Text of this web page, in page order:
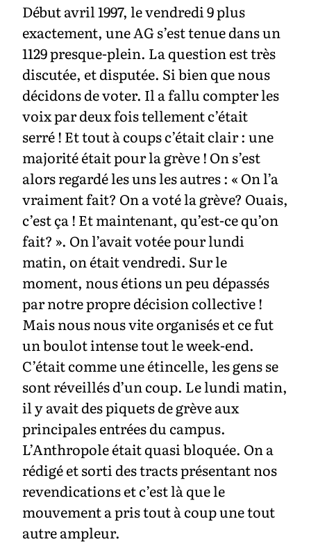
Début avril 1997, le vendredi 9 plus
exactement, une AG s’est tenue dans un
1129 presque-plein. La question est très
discutée, et disputée. Si bien que nous
décidons de voter. Il a fallu compter les
voix par deux fois tellement c’était
serré ! Et tout à coups c’était clair : une
majorité était pour la grève ! On s’est
alors regardé les uns les autres : « On l’a
vraiment fait? On a voté la grève? Ouais,
c’est ça ! Et maintenant, qu’est-ce qu’on
fait? ». On l’avait votée pour lundi
matin, on était vendredi. Sur le
moment, nous étions un peu dépassés
par notre propre décision collective !
Mais nous nous vite organisés et ce fut
un boulot intense tout le week-end.
C’était comme une étincelle, les gens se
sont réveillés d’un coup. Le lundi matin,
il y avait des piquets de grève aux
principales entrées du campus.
L’Anthropole était quasi bloquée. On a
rédigé et sorti des tracts présentant nos
revendications et c’est là que le
mouvement a pris tout à coup une tout
autre ampleur.